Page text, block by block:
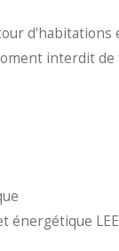
interdit
énergétique